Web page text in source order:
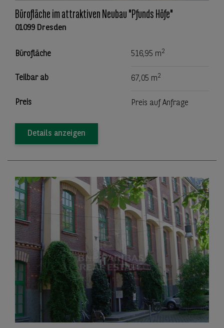
Bürofläche im attraktiven Neubau "Pfunds Höfe"
01099 Dresden
Bürofläche 516,95 m2
Teilbar ab 67,05 m2
Preis Preis auf Anfrage
Details anzeigen